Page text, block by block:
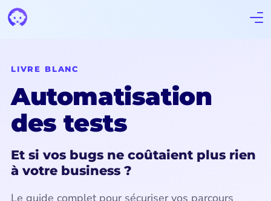
LIVRE BLANC
Automatisation
des tests
Et si vos bugs ne coûtaient plus rien
à votre business ?
Le guide complet pour sécuriser vos parcours